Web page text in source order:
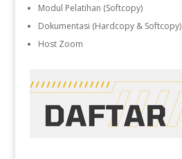
Modul Pelatihan (Softcopy)
Dokumentasi (Hardcopy & Softcopy)
Host Zoom